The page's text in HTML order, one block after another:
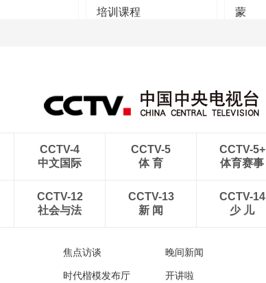
培训课程 蒙
CCTV-4
中文国际
CCTV-5
体 育
CCTV-5+
体育赛事
CCTV-12
社会与法
CCTV-13
新 闻
CCTV-14
少 儿
焦点访谈 晚间新闻
时代楷模发布厅 开讲啦